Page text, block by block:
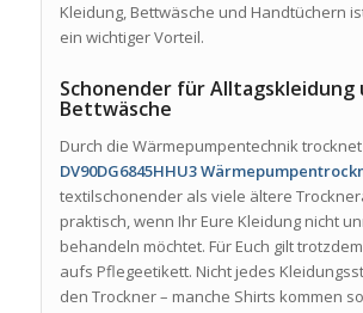
Kleidung, Bettwäsche und Handtüchern
ein wichtiger Vorteil.
Schonender für Alltagskleidung
Bettwäsche
Durch die Wärmepumpentechnik
DV90DG6845HHU3
textilschonender als viele ältere
praktisch, wenn Ihr Eure Kleidung nicht
behandeln möchtet. Für Euch gilt
aufs Pflegeetikett. Nicht jedes
den Trockner – manche Shirts kommen